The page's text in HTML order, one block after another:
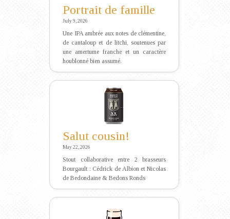
Portrait de famille
July 9, 2026
Une IPA ambrée aux notes de clémentine,
de cantaloup et de litchi, soutenues par
une amertume franche et un caractère
houblonné bien assumé.
Salut cousin!
May 22, 2026
Stout collaborative entre 2 brasseurs
Bourgault : Cédrick de Albion et Nicolas
de Bedondaine & Bedons Ronds